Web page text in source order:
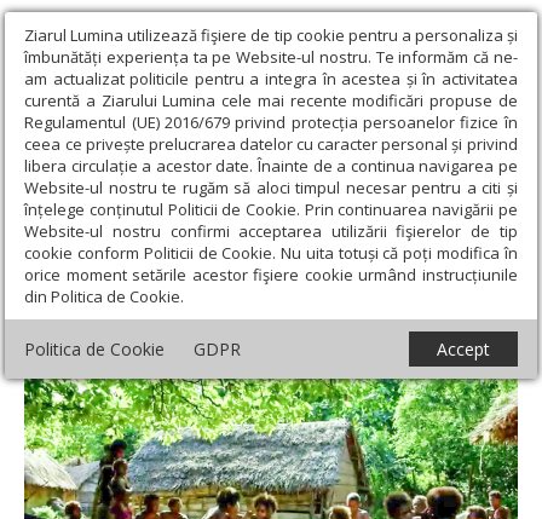
Ziarul Lumina utilizează fişiere de tip cookie pentru a personaliza și
îmbunătăți experiența ta pe Website-ul nostru. Te informăm că ne-
am actualizat politicile pentru a integra în acestea și în activitatea
curentă a Ziarului Lumina cele mai recente modificări propuse de
Regulamentul (UE) 2016/679 privind protecția persoanelor fizice în
ceea ce privește prelucrarea datelor cu caracter personal și privind
libera circulație a acestor date. Înainte de a continua navigarea pe
Website-ul nostru te rugăm să aloci timpul necesar pentru a citi și
înțelege conținutul Politicii de Cookie. Prin continuarea navigării pe
Website-ul nostru confirmi acceptarea utilizării fişierelor de tip
cookie conform Politicii de Cookie. Nu uita totuși că poți modifica în
orice moment setările acestor fişiere cookie urmând instrucțiunile
din Politica de Cookie.
Politica de Cookie GDPR Accept
Ziarul Lumina › Opinii › Repere și idei › „Tanna” – „Romeo și
Julieta” printre aborigeni
„Tanna” – „Romeo și Julieta” printre
aborigeni